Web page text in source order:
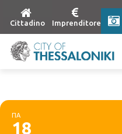
Cittadino Imprenditore
ΠΑ
18